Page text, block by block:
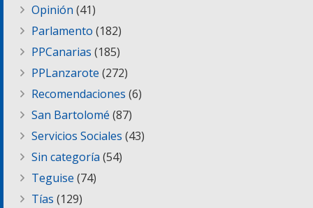
Opinión (41)
Parlamento (182)
PPCanarias (185)
PPLanzarote (272)
Recomendaciones (6)
San Bartolomé (87)
Servicios Sociales (43)
Sin categoría (54)
Teguise (74)
Tías (129)